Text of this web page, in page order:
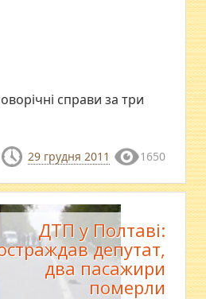
справи за три
29 грудня 2011 1650
ДТП у Полтаві:
депутат,
два пасажири
померли